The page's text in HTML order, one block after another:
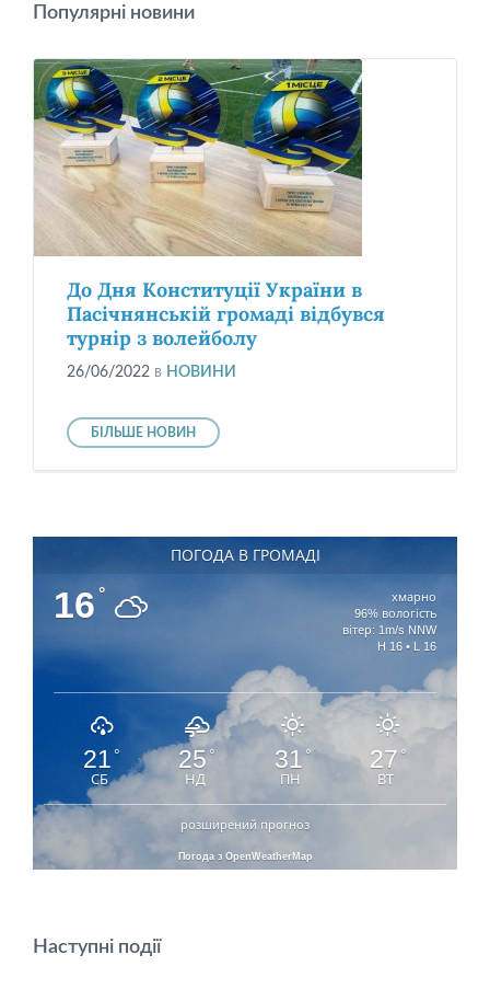
Популярні новини
До Дня Конституції України в
Пасічнянській громаді відбувся
турнір з волейболу
26/06/2022 в НОВИНИ
БІЛЬШЕ НОВИН
ПОГОДА В ГРОМАДІ
16 °
хмарно
96% вологість
вітер: 1m/s NNW
H 16 • L 16
21 °
СБ
25°
НД
31 °
ПН
27 °
ВТ
розширений прогноз
Погода з OpenWeatherMap
Наступні події